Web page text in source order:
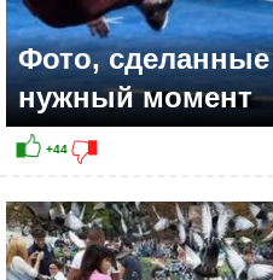
Фото,
нужный момент